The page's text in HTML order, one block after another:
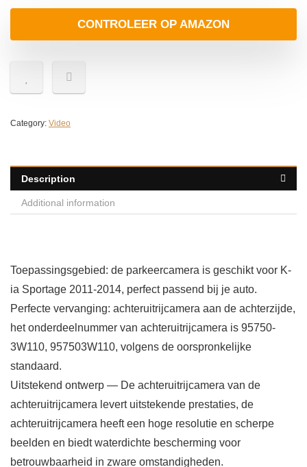
CONTROLEER OP AMAZON
Category: Video
Description
Additional information
Toepassingsgebied: de parkeercamera is geschikt voor K-
ia Sportage 2011-2014, perfect passend bij je auto.
Perfecte vervanging: achteruitrijcamera aan de achterzijde,
het onderdeelnummer van achteruitrijcamera is 95750-
3W110, 957503W110, volgens de oorspronkelijke
standaard.
Uitstekend ontwerp — De achteruitrijcamera van de
achteruitrijcamera levert uitstekende prestaties, de
achteruitrijcamera heeft een hoge resolutie en scherpe
beelden en biedt waterdichte bescherming voor
betrouwbaarheid in zware omstandigheden.